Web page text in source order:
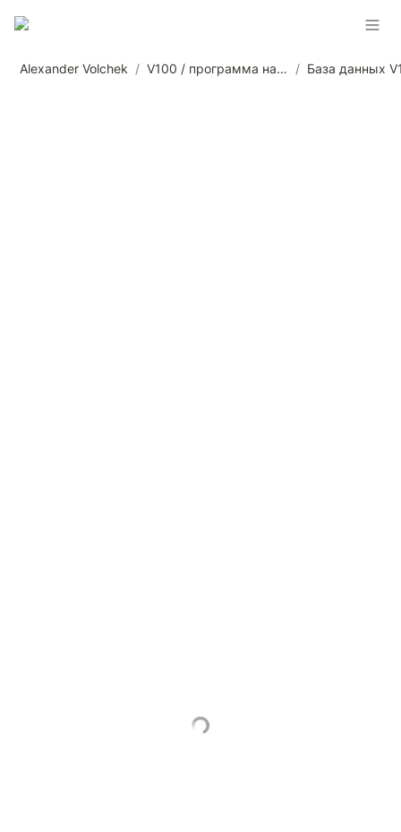
Alexander Volchek / V100 / программа наставничества от Александра Волчека / База данных